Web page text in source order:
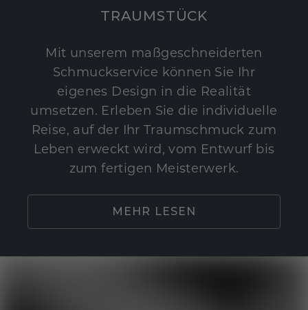
TRAUMSTÜCK
Mit unserem maßgeschneiderten
Schmuckservice können Sie Ihr
eigenes Design in die Realität
umsetzen. Erleben Sie die individuelle
Reise, auf der Ihr Traumschmuck zum
Leben erweckt wird, vom Entwurf bis
zum fertigen Meisterwerk.
MEHR LESEN